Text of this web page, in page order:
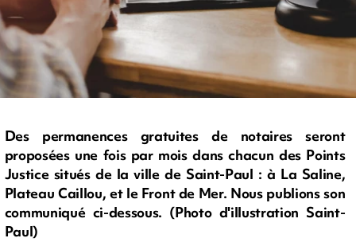
Des permanences gratuites de notaires seront
proposées une fois par mois dans chacun des Points
Justice situés de la ville de Saint-Paul : à La Saline,
Plateau Caillou, et le Front de Mer. Nous publions son
communiqué ci-dessous. (Photo d'illustration Saint-
Paul)